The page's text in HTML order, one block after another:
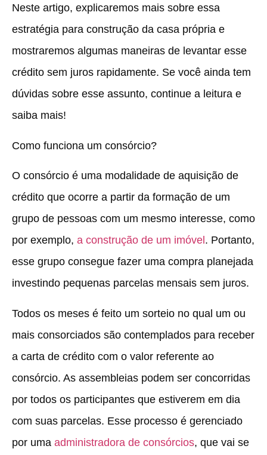
Neste artigo, explicaremos mais sobre essa
estratégia para construção da casa própria e
mostraremos algumas maneiras de levantar esse
crédito sem juros rapidamente. Se você ainda tem
dúvidas sobre esse assunto, continue a leitura e
saiba mais!
Como funciona um consórcio?
O consórcio é uma modalidade de aquisição de
crédito que ocorre a partir da formação de um
grupo de pessoas com um mesmo interesse, como
por exemplo, a construção de um imóvel . Portanto,
esse grupo consegue fazer uma compra planejada
investindo pequenas parcelas mensais sem juros.
Todos os meses é feito um sorteio no qual um ou
mais consorciados são contemplados para receber
a carta de crédito com o valor referente ao
consórcio. As assembleias podem ser concorridas
por todos os participantes que estiverem em dia
com suas parcelas. Esse processo é gerenciado
por uma administradora de consórcios, que vai se